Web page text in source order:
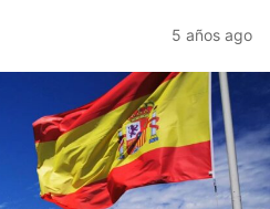
5 años ago